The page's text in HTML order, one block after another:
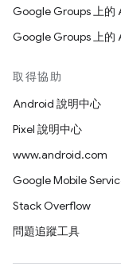
Google Groups 上的
Google Groups 上的
取得協助
Android 說明中心
Pixel 說明中心
www.android.com
Google Mobile
Stack Overflow
問題追蹤工具